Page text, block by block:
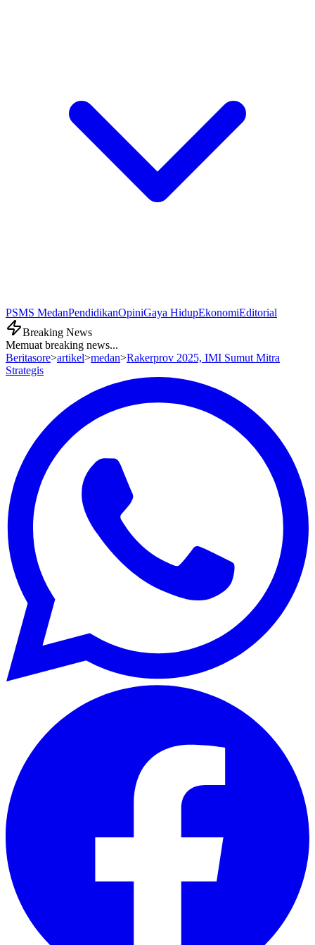
PSMS MedanPendidikanOpiniGaya HidupEkonomiEditorial
Breaking News
Memuat breaking news...
Beritasore>artikel>medan>Rakerprov 2025, IMI Sumut Mitra
Strategis